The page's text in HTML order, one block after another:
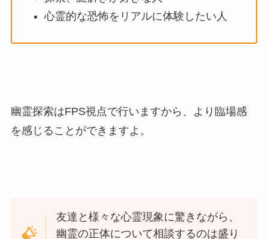
心霊的な恐怖をリアルに体験したい人
幽霊探索はFPS視点で行いますから、より臨場感
を感じることができますよ。
友達と様々な心霊現象に驚きながら、
幽霊の正体について相談するのは盛り